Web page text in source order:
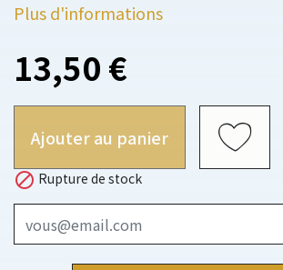
Plus d'informations
13,50 €
Ajouter au panier
 Rupture de stock